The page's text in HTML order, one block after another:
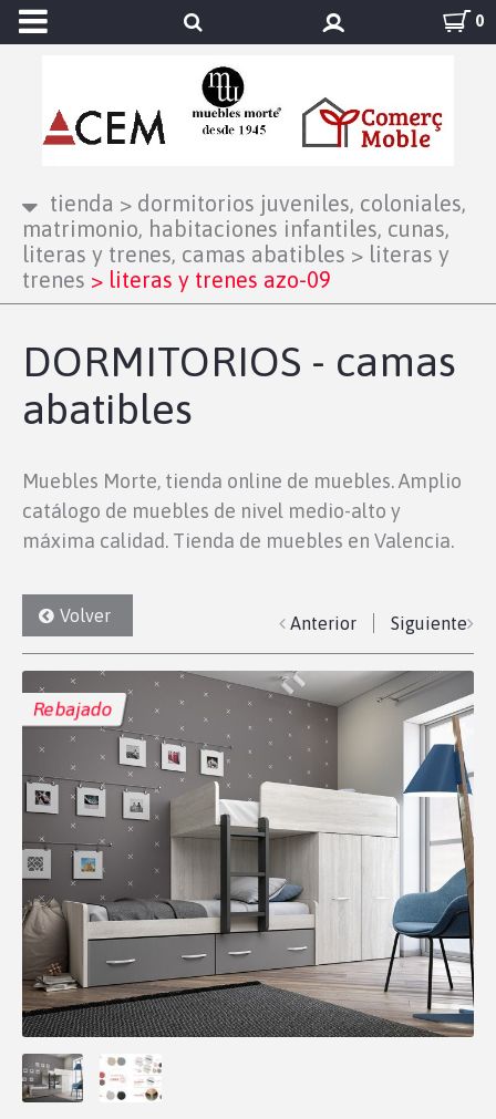
0
tienda > dormitorios juveniles, coloniales,
matrimonio, habitaciones infantiles, cunas,
literas y trenes, camas abatibles > literas y
trenes > literas y trenes azo-09
DORMITORIOS - camas
abatibles
Muebles Morte, tienda online de muebles. Amplio
catálogo de muebles de nivel medio-alto y
máxima calidad. Tienda de muebles en Valencia.
Volver Anterior Siguiente
Rebajado